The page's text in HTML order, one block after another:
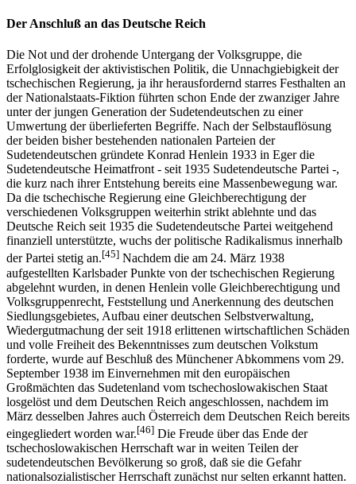
Der Anschluß an das Deutsche Reich
Die Not und der drohende Untergang der Volksgruppe, die
Erfolglosigkeit der aktivistischen Politik, die Unnachgiebigkeit der
tschechischen Regierung, ja ihr herausfordernd starres Festhalten an
der Nationalstaats-Fiktion führten schon Ende der zwanziger Jahre
unter der jungen Generation der Sudetendeutschen zu einer
Umwertung der überlieferten Begriffe. Nach der Selbstauflösung
der beiden bisher bestehenden nationalen Parteien der
Sudetendeutschen gründete Konrad Henlein 1933 in Eger die
Sudetendeutsche Heimatfront - seit 1935 Sudetendeutsche Partei -,
die kurz nach ihrer Entstehung bereits eine Massenbewegung war.
Da die tschechische Regierung eine Gleichberechtigung der
verschiedenen Volksgruppen weiterhin strikt ablehnte und das
Deutsche Reich seit 1935 die Sudetendeutsche Partei weitgehend
finanziell unterstützte, wuchs der politische Radikalismus innerhalb
der Partei stetig an.[45] Nachdem die am 24. März 1938
aufgestellten Karlsbader Punkte von der tschechischen Regierung
abgelehnt wurden, in denen Henlein volle Gleichberechtigung und
Volksgruppenrecht, Feststellung und Anerkennung des deutschen
Siedlungsgebietes, Aufbau einer deutschen Selbstverwaltung,
Wiedergutmachung der seit 1918 erlittenen wirtschaftlichen Schäden
und volle Freiheit des Bekenntnisses zum deutschen Volkstum
forderte, wurde auf Beschluß des Münchener Abkommens vom 29.
September 1938 im Einvernehmen mit den europäischen
Großmächten das Sudetenland vom tschechoslowakischen Staat
losgelöst und dem Deutschen Reich angeschlossen, nachdem im
März desselben Jahres auch Österreich dem Deutschen Reich bereits
eingegliedert worden war.[46] Die Freude über das Ende der
tschechoslowakischen Herrschaft war in weiten Teilen der
sudetendeutschen Bevölkerung so groß, daß sie die Gefahr
nationalsozialistischer Herrschaft zunächst nur selten erkannt hatten.